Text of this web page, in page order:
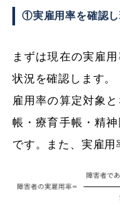
①実雇用率を確認
まずは現在の実雇
状況を確認します。
雇用率の算定対象
帳・療育手帳・精
です。また、実雇用